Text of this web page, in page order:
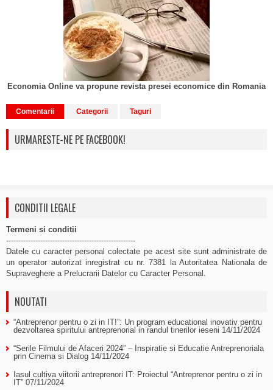
Economia Online va propune revista presei economice din Romania
Comentarii Categorii Taguri
URMARESTE-NE PE FACEBOOK!
CONDITII LEGALE
Termeni si conditii
-----------------------------------------------------
Datele cu caracter personal colectate pe acest site sunt administrate de
un operator autorizat inregistrat cu nr. 7381 la Autoritatea Nationala de
Supraveghere a Prelucrarii Datelor cu Caracter Personal.
NOUTATI
“Antreprenor pentru o zi in IT!”: Un program educational inovativ pentru
dezvoltarea spiritului antreprenorial in randul tinerilor ieseni 14/11/2024
“Serile Filmului de Afaceri 2024” – Inspiratie si Educatie Antreprenoriala
prin Cinema si Dialog 14/11/2024
Iasul cultiva viitorii antreprenori IT: Proiectul “Antreprenor pentru o zi in
IT” 07/11/2024